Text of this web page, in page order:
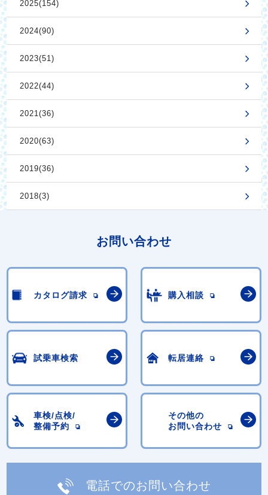
2025(154)
2024(90)
2023(51)
2022(44)
2021(36)
2020(63)
2019(36)
2018(3)
お問い合わせ
カタログ請求 購入相談
試乗車検索 転居連絡
車検/点検/
整備予約
その他の
お問い合わせ
電話でのお問い合わせ